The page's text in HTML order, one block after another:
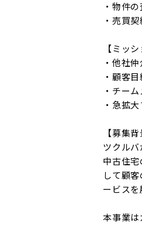
・物件
・売買
【ミッ
・他社
・顧客
・チー
・急拡
【募集背
ツクル
中古住
して顧
ービスを
本事業